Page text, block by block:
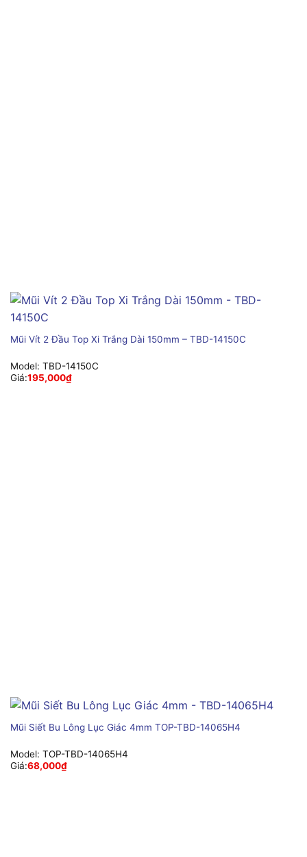
Mũi Vít 2 Đầu Top Xi Trắng Dài 150mm – TBD-14150C
Model: TBD-14150C
Giá:195,000₫
Mũi Siết Bu Lông Lục Giác 4mm TOP-TBD-14065H4
Model: TOP-TBD-14065H4
Giá:68,000₫